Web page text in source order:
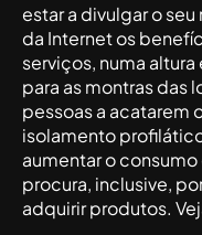
estar a divulgar o
da Internet os
serviços, numa
para as montras das
pessoas a acatarem
isolamento
aumentar o
procura, inclusive,
adquirir produtos.